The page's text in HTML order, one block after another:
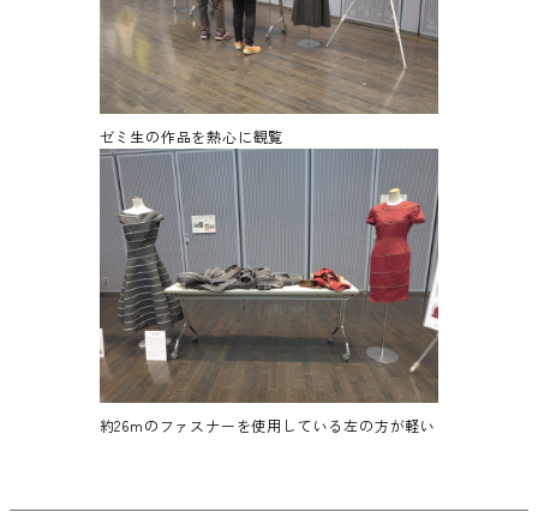
ゼミ生の作品を熱心に観覧
約26mのファスナーを使用している左の方が軽い